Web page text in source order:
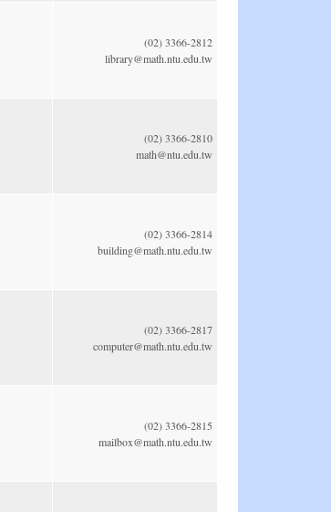
(02) 3366-2812
library@math.ntu.edu.tw
(02) 3366-2810
math@ntu.edu.tw
(02) 3366-2814
building@math.ntu.edu.tw
(02) 3366-2817
computer@math.ntu.edu.tw
(02) 3366-2815
mailbox@math.ntu.edu.tw